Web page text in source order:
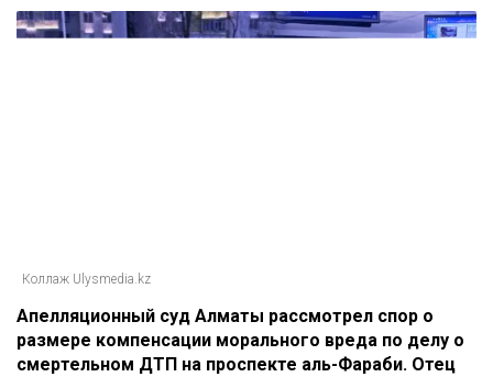
Коллаж Ulysmedia.kz
Апелляционный суд Алматы рассмотрел спор о
размере компенсации морального вреда по делу о
смертельном ДТП на проспекте аль-Фараби. Отец